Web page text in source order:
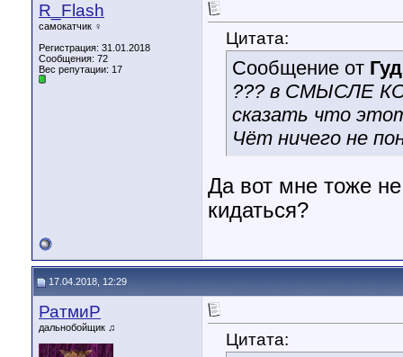
R_Flash
самокатчик ♀
Регистрация: 31.01.2018
Сообщения: 72
Вес репутации: 17
Цитата:
Сообщение от
??? в СМЫСЛЕ
сказать что
Чёт ничего не
Да вот мне тоже
кидаться?
17.04.2018, 12:29
РатмиР
дальнобойщик ♫
Цитата: